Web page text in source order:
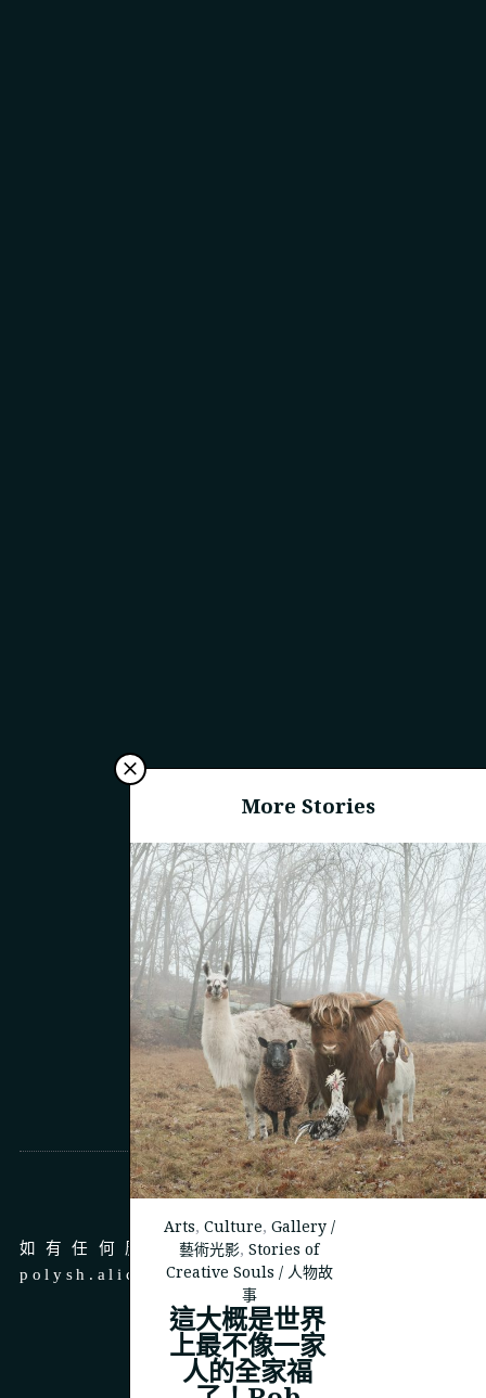
More Stories
Arts, Culture, Gallery /
藝術光影,Stories of
Creative Souls / 人物故
事
這大概是世界
上最不像一家
人的全家福
商務合作
如有任何廣告、商務合作，請 email 至
polysh.alice@gmail.com
© 2023THEPOLYSH.COM